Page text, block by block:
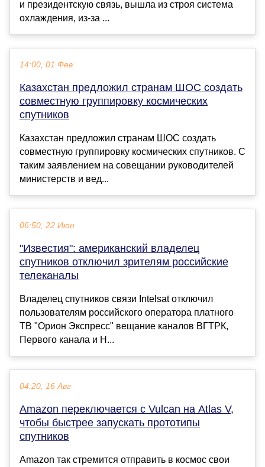
и президентскую связь, вышла из строя система
охлаждения, из-за ...
14:00, 01 Фев
Казахстан предложил странам ШОС создать
совместную группировку космических
спутников
Казахстан предложил странам ШОС создать
совместную группировку космических спутников. С
таким заявлением на совещании руководителей
министерств и вед...
06:50, 22 Июн
"Известия": американский владелец
спутников отключил зрителям российские
телеканалы
Владелец спутников связи Intelsat отключил
пользователям российского оператора платного
ТВ "Орион Экспресс" вещание каналов ВГТРК,
Первого канала и Н...
04:20, 16 Авг
Amazon переключается с Vulcan на Atlas V,
чтобы быстрее запускать прототипы
спутников
Amazon так стремится отправить в космос свои